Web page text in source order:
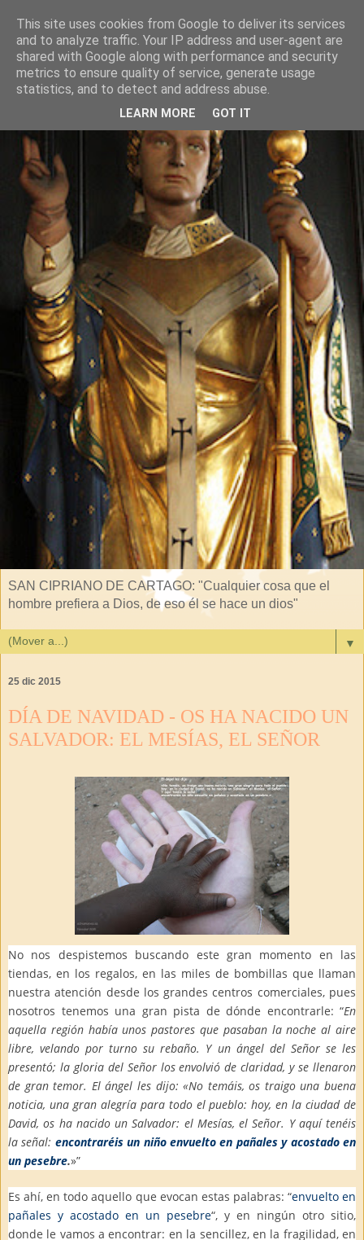
SAN CIPRIANO DE CARTAGO: "Cualquier cosa que el
hombre prefiera a Dios, de eso él se hace un dios"
▼
25 dic 2015
DÍA DE NAVIDAD - OS HA NACIDO UN
SALVADOR: EL MESÍAS, EL SEÑOR
No nos despistemos buscando este gran momento en las
tiendas, en los regalos, en las miles de bombillas que llaman
nuestra atención desde los grandes centros comerciales, pues
nosotros tenemos una gran pista de dónde encontrarle: “En
aquella región había unos pastores que pasaban la noche al aire
libre, velando por turno su rebaño. Y un ángel del Señor se les
presentó; la gloria del Señor los envolvió de claridad, y se llenaron
de gran temor. El ángel les dijo: «No temáis, os traigo una buena
noticia, una gran alegría para todo el pueblo: hoy, en la ciudad de
David, os ha nacido un Salvador: el Mesías, el Señor. Y aquí tenéis
la señal: encontraréis un niño envuelto en pañales y acostado en
un pesebre.»”
Es ahí, en todo aquello que evocan estas palabras: “envuelto en
pañales y acostado en un pesebre“, y en ningún otro sitio,
donde le vamos a encontrar: en la sencillez, en la fragilidad, en
This site uses cookies from Google to deliver its services
and to analyze traffic. Your IP address and user-agent are
shared with Google along with performance and security
metrics to ensure quality of service, generate usage
statistics, and to detect and address abuse.
LEARN MORE GOT IT